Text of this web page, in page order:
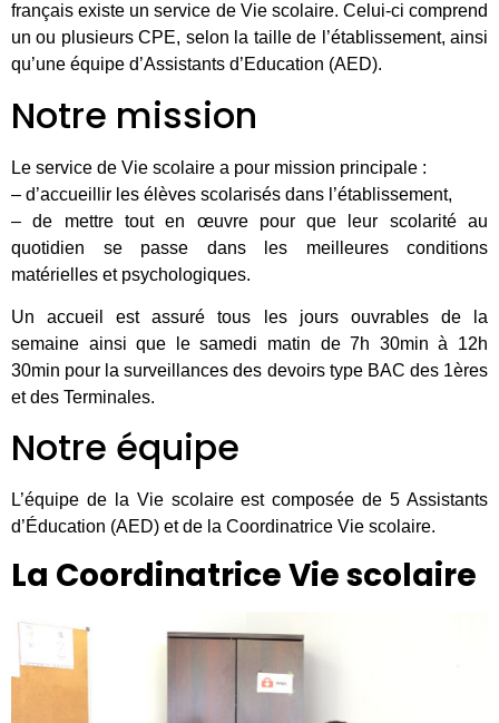
français existe un service de Vie scolaire. Celui-ci comprend
un ou plusieurs CPE, selon la taille de l’établissement, ainsi
qu’une équipe d’Assistants d’Education (AED).
Notre mission
Le service de Vie scolaire a pour mission principale :
– d’accueillir les élèves scolarisés dans l’établissement,
– de mettre tout en œuvre pour que leur scolarité au
quotidien se passe dans les meilleures conditions
matérielles et psychologiques.
Un accueil est assuré tous les jours ouvrables de la
semaine ainsi que le samedi matin de 7h 30min à 12h
30min pour la surveillances des devoirs type BAC des 1ères
et des Terminales.
Notre équipe
L’équipe de la Vie scolaire est composée de 5 Assistants
d’Éducation (AED) et de la Coordinatrice Vie scolaire.
La Coordinatrice Vie scolaire